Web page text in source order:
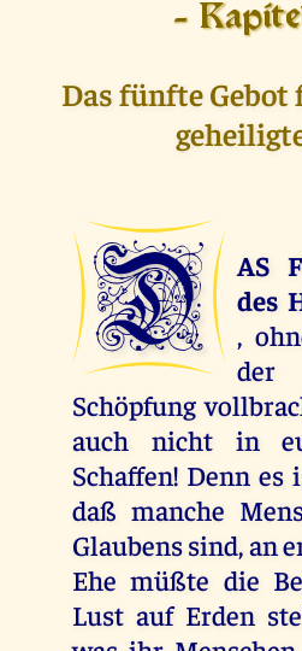
-
Das fünfte Gebot
D
AS
des
,
Schöpfung
auch nicht in
Schaffen! Denn es
daß manche
Glaubens sind, an
Ehe müßte die
Lust auf Erden